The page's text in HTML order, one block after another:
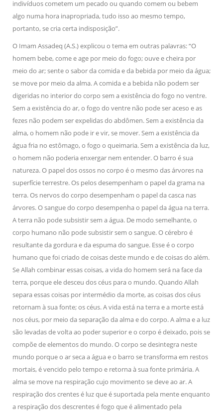
indivíduos cometem um pecado ou quando comem ou bebem
algo numa hora inapropriada, tudo isso ao mesmo tempo,
portanto, se cria certa indisposição”.
O Imam Assadeq (A.S.) explicou o tema em outras palavras: “O
homem bebe, come e age por meio do fogo; ouve e cheira por
meio do ar; sente o sabor da comida e da bebida por meio da água;
se move por meio da alma. A comida e a bebida não podem ser
digeridas no interior do corpo sem a existência do fogo no ventre.
Sem a existência do ar, o fogo do ventre não pode ser aceso e as
fezes não podem ser expelidas do abdômen. Sem a existência da
alma, o homem não pode ir e vir, se mover. Sem a existência da
água fria no estômago, o fogo o queimaria. Sem a existência da luz,
o homem não poderia enxergar nem entender. O barro é sua
natureza. O papel dos ossos no corpo é o mesmo das árvores na
superfície terrestre. Os pelos desempenham o papel da grama na
terra. Os nervos do corpo desempenham o papel da casca nas
árvores. O sangue do corpo desempenha o papel da água na terra.
A terra não pode subsistir sem a água. De modo semelhante, o
corpo humano não pode subsistir sem o sangue. O cérebro é
resultante da gordura e da espuma do sangue. Esse é o corpo
humano que foi criado de coisas deste mundo e de coisas do além.
Se Allah combinar essas coisas, a vida do homem será na face da
terra, porque ele desceu dos céus para o mundo. Quando Allah
separa essas coisas por intermédio da morte, as coisas dos céus
retornam à sua fonte; os céus. A vida está na terra e a morte está
nos céus, por meio da separação da alma e do corpo. A alma e a luz
são levadas de volta ao poder superior e o corpo é deixado, pois se
compõe de elementos do mundo. O corpo se desintegra neste
mundo porque o ar seca a água e o barro se transforma em restos
mortais, é vencido pelo tempo e retorna à sua fonte primária. A
alma se move na respiração cujo movimento se deve ao ar. A
respiração dos crentes é luz que é suportada pela mente enquanto
a respiração dos descrentes é fogo que é alimentado pela